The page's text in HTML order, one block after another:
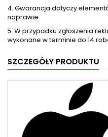
4. Gwarancja dotyczy
naprawie.
5. W przypadku zgłoszenia
wykonane w terminie do 14
SZCZEGÓŁY PRODUKTU